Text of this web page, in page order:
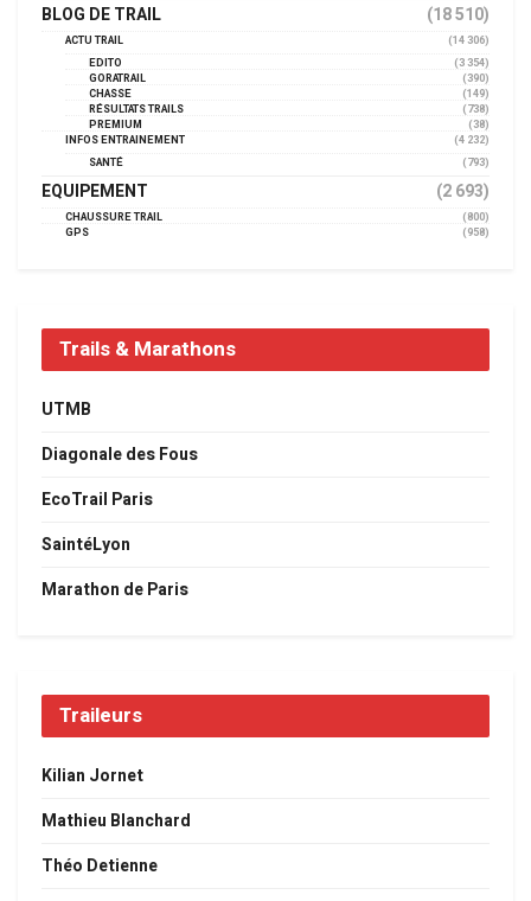
BLOG DE TRAIL (18 510)
ACTU TRAIL
(14 306)
EDITO
(3 354)
GORATRAIL
(390)
CHASSE
(149)
RÉSULTATS TRAILS
(738)
PREMIUM
(38)
INFOS ENTRAINEMENT
(4 232)
SANTÉ
(793)
EQUIPEMENT (2 693)
CHAUSSURE TRAIL
(800)
GPS
(958)
Trails & Marathons
UTMB
Diagonale des Fous
EcoTrail Paris
SaintéLyon
Marathon de Paris
Traileurs
Kilian Jornet
Mathieu Blanchard
Théo Detienne